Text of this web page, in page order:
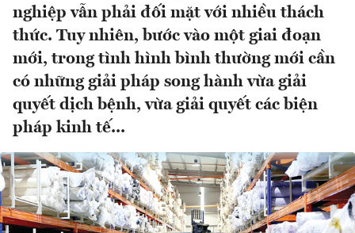
nghiệp vẫn phải đối mặt với nhiều thách
thức. Tuy nhiên, bước vào một giai đoạn
mới, trong tình hình bình thường mới cần
có những giải pháp song hành vừa giải
quyết dịch bệnh, vừa giải quyết các biện
pháp kinh tế...